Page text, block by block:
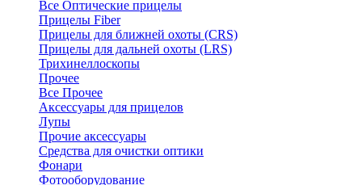
Все Оптические прицелы
Прицелы Fiber
Прицелы для ближней охоты (CRS)
Прицелы для дальней охоты (LRS)
Трихинеллоскопы
Прочее
Все Прочее
Аксессуары для прицелов
Лупы
Прочие аксессуары
Средства для очистки оптики
Фонари
Фотооборудование